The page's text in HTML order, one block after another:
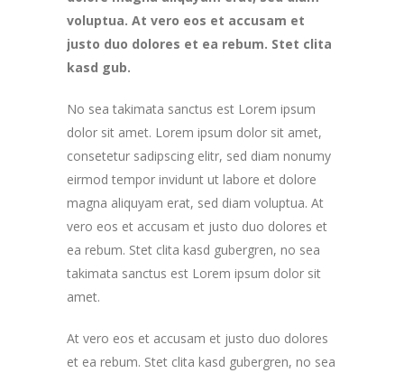
voluptua. At vero eos et accusam et
justo duo dolores et ea rebum. Stet clita
kasd gub.
No sea takimata sanctus est Lorem ipsum
dolor sit amet. Lorem ipsum dolor sit amet,
consetetur sadipscing elitr, sed diam nonumy
eirmod tempor invidunt ut labore et dolore
magna aliquyam erat, sed diam voluptua. At
vero eos et accusam et justo duo dolores et
ea rebum. Stet clita kasd gubergren, no sea
takimata sanctus est Lorem ipsum dolor sit
amet.
At vero eos et accusam et justo duo dolores
et ea rebum. Stet clita kasd gubergren, no sea